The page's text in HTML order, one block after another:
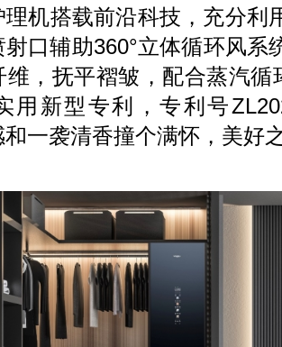
理机搭载前沿科技，充分利
口辅助360°立体循环风系
维，抚平褶皱，配合蒸汽循
用新型专利，专利号
一袭清香撞个满怀，美好